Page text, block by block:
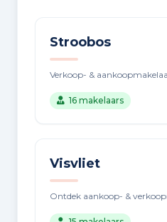
Stroobos
Verkoop- &
16 makelaars
Visvliet
Ontdek aankoop- &